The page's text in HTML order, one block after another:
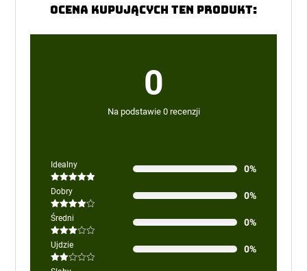
Ocena kupujących ten produkt:
0
Na podstawie 0 recenzji
Idealny
Oceniono
na 5
0%
Dobry
Oceniono
4na 5
0%
Średni
Oceniono
3na 5
0%
Ujdzie
Oceniono
0%